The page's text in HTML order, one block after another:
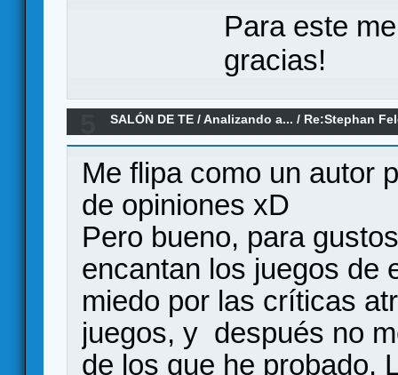
Para este
gracias!
SALÓN DE TE /Analizando a... / Re:Stephan
Me flipa como un autor
de opiniones xD
Pero bueno, para
encantan los juegos de
miedo por las críticas
juegos, y después no
de los que he probado.